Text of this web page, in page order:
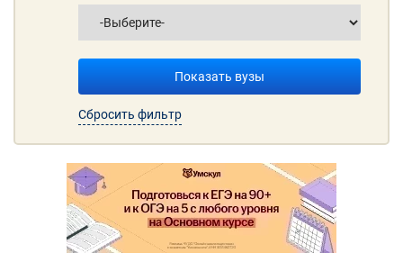
Показать вузы
Сбросить фильтр